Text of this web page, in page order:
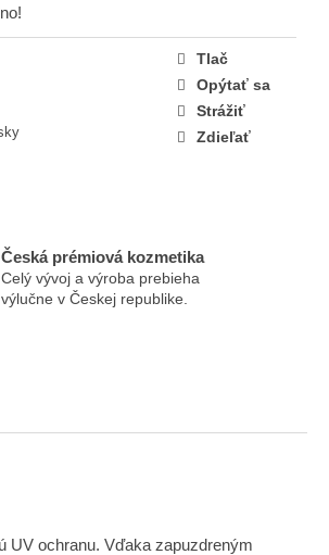
Tlač
Opýtať sa
Strážiť
Zdieľať
Česká prémiová kozmetika
Celý vývoj a výroba prebieha
výlučne v Českej republike.
UV ochranu. Vďaka zapuzdreným